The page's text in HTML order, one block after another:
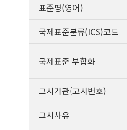
표준명(영어)
국제표준분류(ICS)코드
국제표준 부합화
고시기관(고시번호)
고시사유